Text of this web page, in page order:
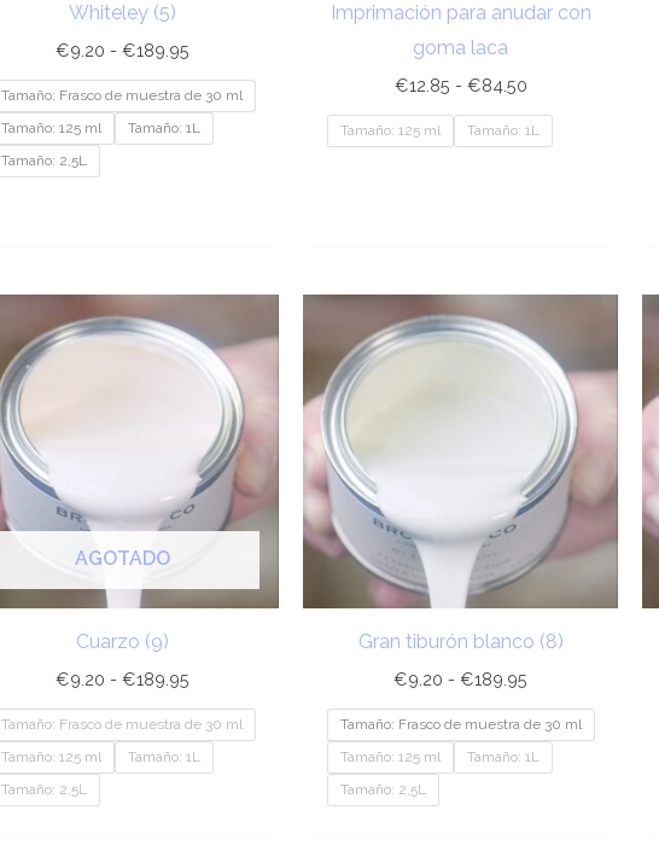
Whiteley (5)
€9.20 - €189.95
Tamaño: Frasco de muestra de 30 ml
Tamaño: 125 ml
Tamaño: 1L
Tamaño: 2,5L
Imprimación para anudar con
goma laca
€12.85 - €84.50
Tamaño: 125 ml Tamaño: 1L
AGOTADO
Cuarzo (9)
€9.20 - €189.95
precios:
desde
€9.20
hasta
€189.95
Tamaño: Frasco de muestra de 30 ml
Tamaño: 125 ml
Tamaño: 1L
Tamaño: 2,5L
Gran tiburón blanco (8)
€9.20 - €189.95
precios:
desde
€9.20
hasta
€189.95
Tamaño: Frasco de muestra de 30 ml
Tamaño: 125 ml
Tamaño: 1L
Tamaño: 2,5L